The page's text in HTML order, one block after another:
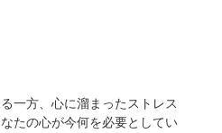
一方、心に溜まったストレス
たの心が今何を必要としてい